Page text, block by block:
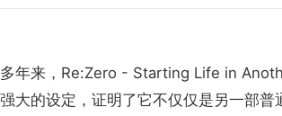
多年来，Re:Zero - Starting Life in
强大的设定，证明了它不仅仅是另一部普